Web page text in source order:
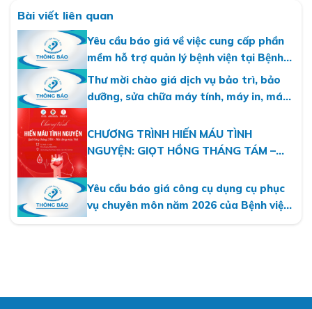
Bài viết liên quan
Yêu cầu báo giá về việc cung cấp phần
mềm hỗ trợ quản lý bệnh viện tại Bệnh
viện Nhi Hà Nội
Thư mời chào giá dịch vụ bảo trì, bảo
dưỡng, sửa chữa máy tính, máy in, máy
CHƯƠNG TRÌNH HIẾN MÁU TÌNH
NGUYỆN: GIỌT HỒNG THÁNG TÁM –
Yêu cầu báo giá công cụ dụng cụ phục
vụ chuyên môn năm 2026 của Bệnh viện